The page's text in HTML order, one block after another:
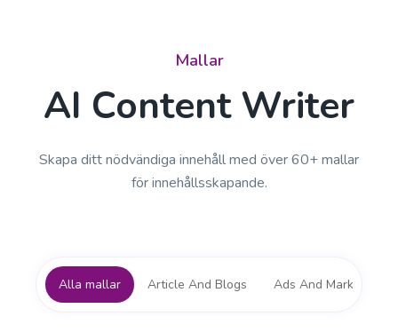
Mallar
AI Content Writer
Skapa ditt nödvändiga innehåll med över 60+ mallar
för innehållsskapande.
Alla mallar Article And Blogs Ads And Marketing